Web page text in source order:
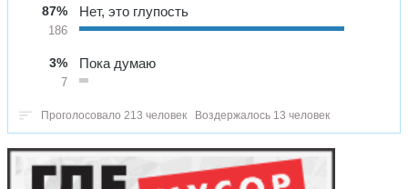
87%
186
Нет, это глупость
3%
7
Пока думаю
Проголосовало 213 человек Воздержалось 13 человек